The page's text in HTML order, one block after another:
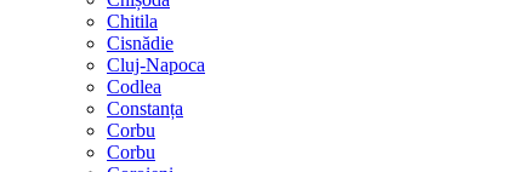
Chitila
Cisnădie
Cluj-Napoca
Codlea
Constanța
Corbu
Corbu